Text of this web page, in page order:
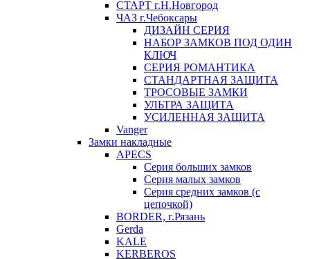
СТАРТ г.Н.Новгород
ЧАЗ г.Чебоксары
ДИЗАЙН СЕРИЯ
НАБОР ЗАМКОВ ПОД ОДИН
КЛЮЧ
СЕРИЯ РОМАНТИКА
СТАНДАРТНАЯ ЗАЩИТА
ТРОСОВЫЕ ЗАМКИ
УЛЬТРА ЗАЩИТА
УСИЛЕННАЯ ЗАЩИТА
Vanger
Замки накладные
APECS
Серия больших замков
Серия малых замков
Серия средних замков (с
цепочкой)
BORDER, г.Рязань
Gerda
KALE
KERBEROS